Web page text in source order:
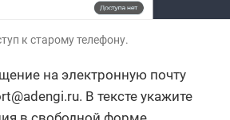
к старому телефону.
на электронную почту
В тексте укажите